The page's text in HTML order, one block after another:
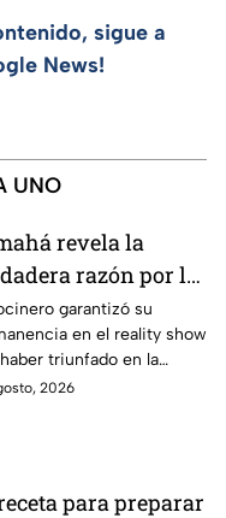
sigue a
News!
UNO
revela la
razón por la
subió a Daniela al
de MasterChef
garantizó su
en el reality show
triunfado en la
batalla por equipos
2026
para preparar